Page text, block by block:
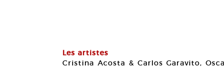
Les artistes
Cristina Acosta & Carlos Garavito,